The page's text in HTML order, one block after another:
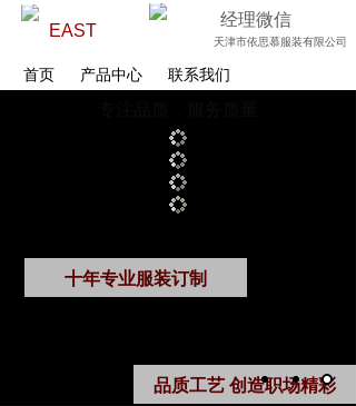
经理微信
EAST
天津市依思慕服装有限公司
首页 产品中心 联系我们
十年专业服装订制
品质工艺 创造职场精彩